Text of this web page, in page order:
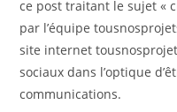
ce post traitant le sujet «
par l’équipe
site internet
sociaux dans l’optique
communications.